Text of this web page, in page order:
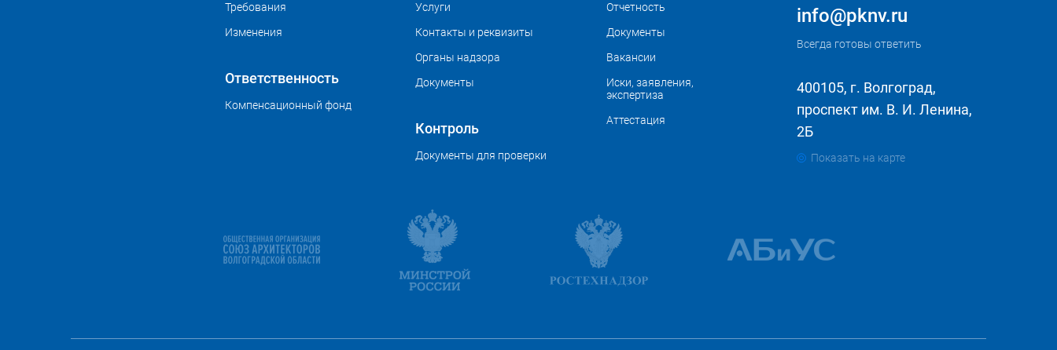
Требования
Изменения
Ответственность
Компенсационный фонд
Услуги
Контакты и реквизиты
Органы надзора
Документы
Контроль
Документы для проверки
Отчетность
Документы
Вакансии
Иски, заявления,
экспертиза
Аттестация
info@pknv.ru
Всегда готовы ответить
400105, г. Волгоград,
проспект им. В. И. Ленина,
2Б
Показать на карте